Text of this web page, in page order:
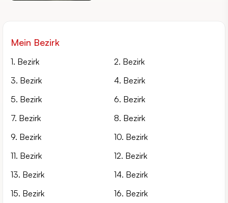
Mein Bezirk
1. Bezirk
2. Bezirk
3. Bezirk
4. Bezirk
5. Bezirk
6. Bezirk
7. Bezirk
8. Bezirk
9. Bezirk
10. Bezirk
11. Bezirk
12. Bezirk
13. Bezirk
14. Bezirk
15. Bezirk
16. Bezirk